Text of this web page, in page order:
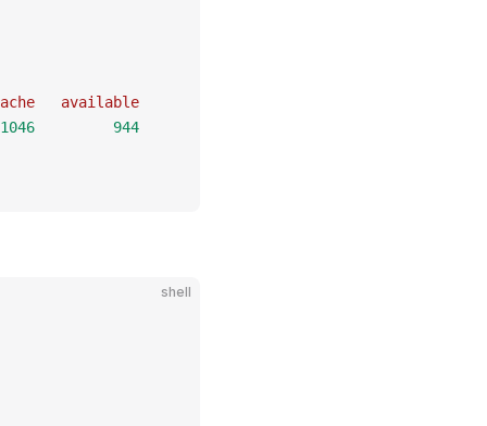
   available
         944
shell